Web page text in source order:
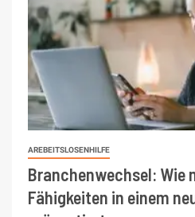
AREBEITSLOSENHILFE
Branchenwechsel: Wie
Fähigkeiten in einem